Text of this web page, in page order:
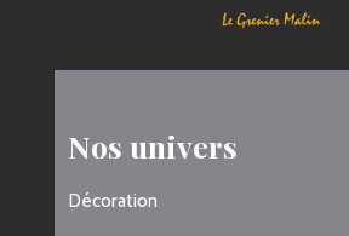
Nos univers
Décoration